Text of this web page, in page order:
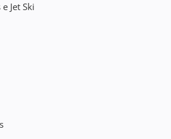
Jet Ski